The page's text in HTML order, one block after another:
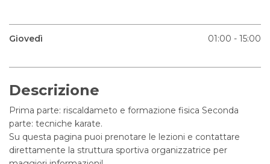
Giovedì 01:00 - 15:00
Descrizione
Prima parte: riscaldameto e formazione fisica Seconda
parte: tecniche karate.
Su questa pagina puoi prenotare le lezioni e contattare
direttamente la struttura sportiva organizzatrice per